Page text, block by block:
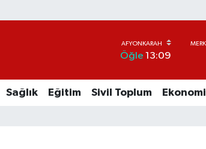
Öğle 13:09
Sağlık Eğitim Sivil Toplum Ekonomi